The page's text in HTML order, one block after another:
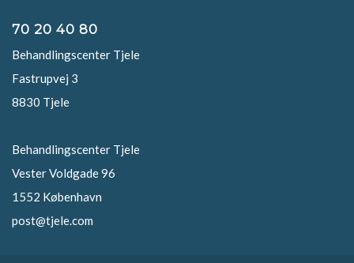
70 20 40 80
Behandlingscenter Tjele
Fastrupvej 3
8830 Tjele
Behandlingscenter Tjele
Vester Voldgade 96
1552 København
post@tjele.com